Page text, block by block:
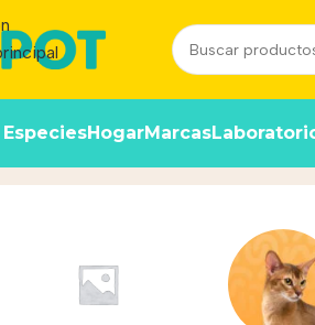
HogarMarcas